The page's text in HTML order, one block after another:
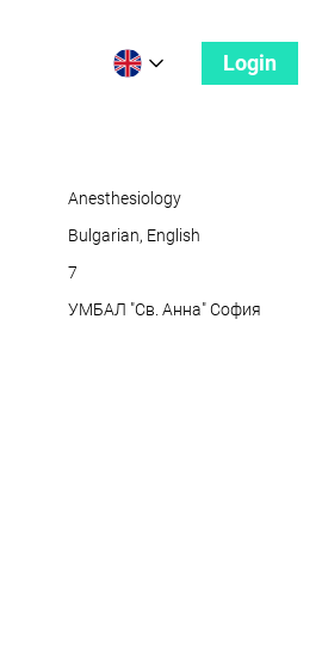
Login
Anesthesiology
Bulgarian, English
7
УМБАЛ "Св. Анна" София